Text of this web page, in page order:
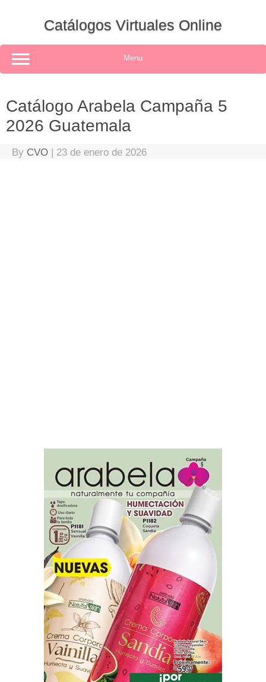
Catálogos Virtuales Online
Menu
Catálogo Arabela Campaña 5
2026 Guatemala
By CVO | 23 de enero de 2026